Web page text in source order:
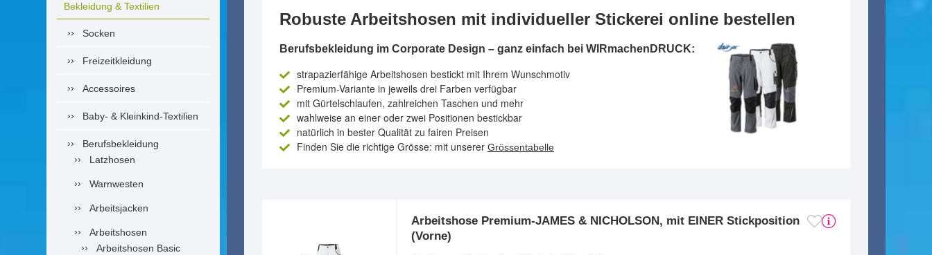
Bekleidung & Textilien
Socken
Freizeitkleidung
Accessoires
Baby- & Kleinkind-Textilien
Berufsbekleidung
Latzhosen
Warnwesten
Arbeitsjacken
Arbeitshosen
Arbeitshosen Basic
Robuste Arbeitshosen mit individueller Stickerei online bestellen
Berufsbekleidung im Corporate Design – ganz einfach bei WIRmachenDRUCK:
strapazierfähige Arbeitshosen bestickt mit Ihrem Wunschmotiv
Premium-Variante in jeweils drei Farben verfügbar
mit Gürtelschlaufen, zahlreichen Taschen und mehr
wahlweise an einer oder zwei Positionen bestickbar
natürlich in bester Qualität zu fairen Preisen
Finden Sie die richtige Grösse: mit unserer Grössentabelle
Arbeitshose Premium-JAMES & NICHOLSON, mit EINER Stickposition
(Vorne)